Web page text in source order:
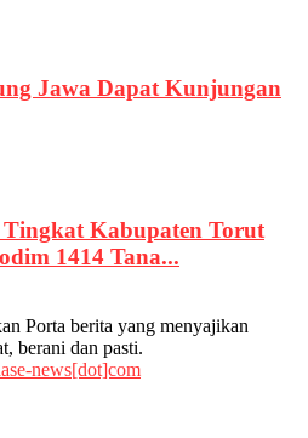
Jawa Dapat Kunjungan
Tingkat Kabupaten Torut
1414 Tana...
Porta berita yang menyajikan
berani dan pasti.
news[dot]com